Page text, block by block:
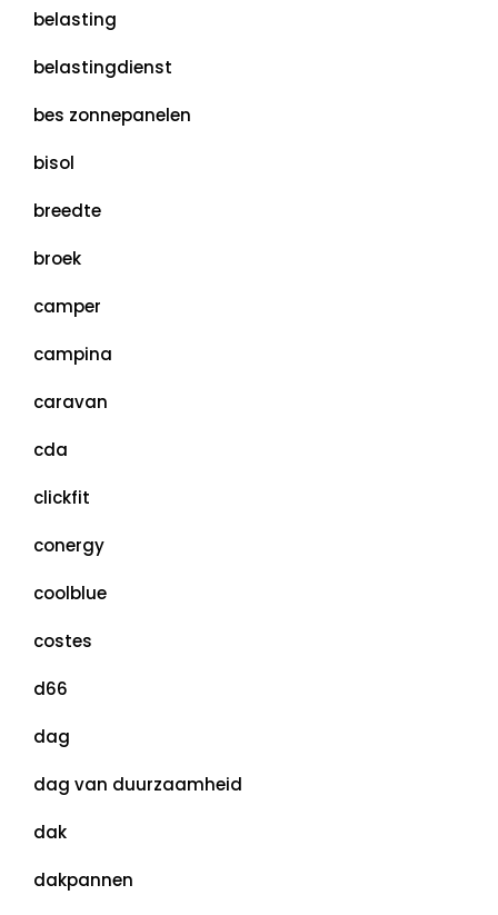
belasting
belastingdienst
bes zonnepanelen
bisol
breedte
broek
camper
campina
caravan
cda
clickfit
conergy
coolblue
costes
d66
dag
dag van duurzaamheid
dak
dakpannen